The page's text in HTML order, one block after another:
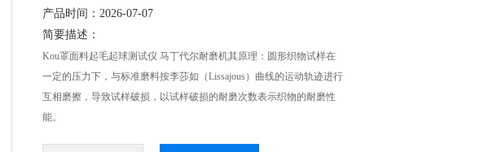
产品时间：2026-07-07
简要描述：
Kou罩面料起毛起球测试仪 马丁代尔耐磨机其原理：圆形织物试样在
一定的压力下，与标准磨料按李莎如（Lissajous）曲线的运动轨迹进行
互相磨擦，导致试样破损，以试样破损的耐磨次数表示织物的耐磨性
能。